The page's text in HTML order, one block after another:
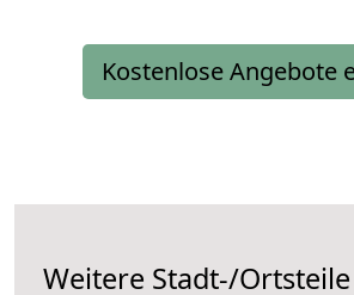
Kostenlose Angebote
Weitere Stadt-/